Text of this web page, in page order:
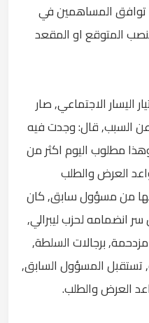
المساهمين في
المتوقع او المقعد
اليسار الاجتماعي, صار
السبب, قال: وجدت فيه
مطلوب اليوم اكثر من
العرض والطلب
من مسؤول سابق, كان
انضمامه لحزب ليبرالي,
برجالات السلطة,
تستقبل المسؤول السابق,
العرض والطلب.